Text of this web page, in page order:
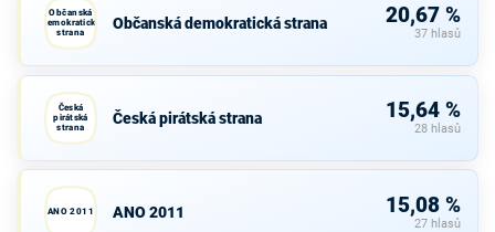
Občanská
demokratická
strana
Občanská demokratická strana 20,67 %
37 hlasů
Česká
pirátská
strana
Česká pirátská strana 15,64 %
28 hlasů
ANO 2011 ANO 2011 15,08 %
27 hlasů